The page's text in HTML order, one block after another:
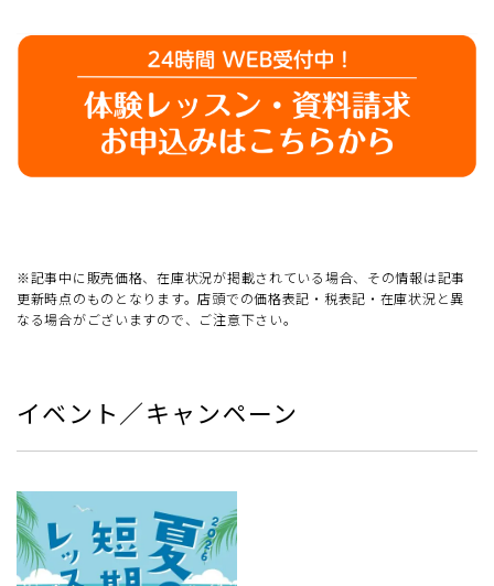
※記事中に販売価格、在庫状況が掲載されている場合、その情報は記事
更新時点のものとなります。店頭での価格表記・税表記・在庫状況と異
なる場合がございますので、ご注意下さい。
イベント／キャンペーン